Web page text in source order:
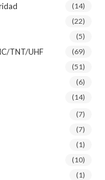
(14)
(22)
(5)
TNT/UHF (69)
(51)
(6)
(14)
(7)
(7)
(1)
(10)
(1)